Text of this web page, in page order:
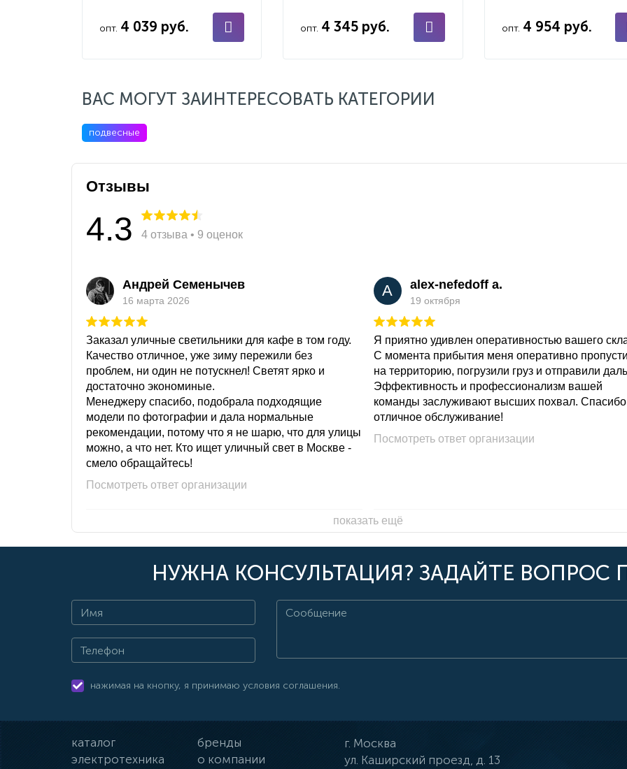
опт. 4 039 руб. опт. 4 345 руб. опт. 4 954 руб.
ВАС МОГУТ ЗАИНТЕРЕСОВАТЬ КАТЕГОРИИ
подвесные
Отзывы
4.3 4 отзыва • 9 оценок
Андрей Семенычев
16 марта 2026
Заказал уличные светильники для кафе в том году.
Качество отличное, уже зиму пережили без
проблем, ни один не потускнел! Светят ярко и
достаточно экономиные.
Менеджеру спасибо, подобрала подходящие
модели по фотографии и дала нормальные
рекомендации, потому что я не шарю, что для улицы
можно, а что нет. Кто ищет уличный свет в Москве -
смело обращайтесь!
Посмотреть ответ организации
A alex-nefedoff a.
19 октября
Я приятно удивлен оперативностью вашего
С момента прибытия меня оперативно
на территорию, погрузили груз и отправили
Эффективность и профессионализм вашей
команды заслуживают высших похвал. Спасибо
отличное обслуживание!
Посмотреть ответ организации
показать ещё
НУЖНА КОНСУЛЬТАЦИЯ? ЗАДАЙТЕ ВОПРОС
нажимая на кнопку, я принимаю условия соглашения.
каталог
бренды
электротехника
о компании
г. Москва
ул. Каширский проезд, д. 13